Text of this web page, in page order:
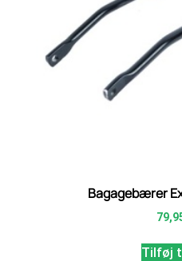
Bagagebærer
Tilføj